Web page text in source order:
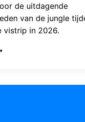
de uitdagende
van de jungle
vistrip in 2026.